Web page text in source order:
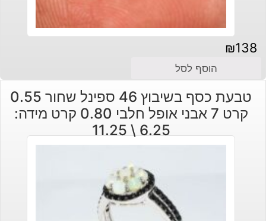
₪138
הוסף לסל
טבעת כסף בשיבוץ 46 ספינל שחור 0.55
קרט 7 אבני אופל חלבי 0.80 קרט מידה:
6.25 \ 11.25